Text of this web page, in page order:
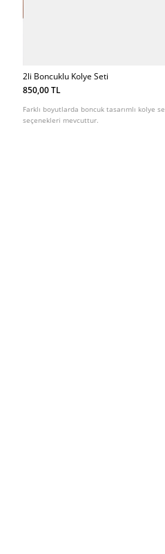
2li Boncuklu Kolye Seti
850,00 TL
Farklı boyutlarda boncuk tasarımlı kolye
seçenekleri mevcuttur.